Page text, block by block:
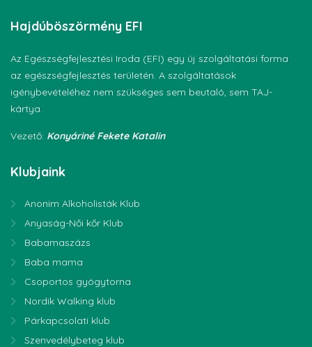
Hajdúböszörmény EFI
Az Egészségfejlesztési Iroda (EFI) egy új szolgáltatási forma
az egészségfejlesztés területén. A szolgáltatások
igénybevételéhez nem szükséges sem beutaló, sem TAJ-
kártya.
Vezető: Konyáriné Fekete Katalin
Klubjaink
Anonim Alkoholisták Klub
Anyaság-Női kőr Klub
Babamaszázs
Baba mama
Csoportos gyógytorna
Nordik Walking klub
Párkapcsolati klub
Szenvedélybeteg klub